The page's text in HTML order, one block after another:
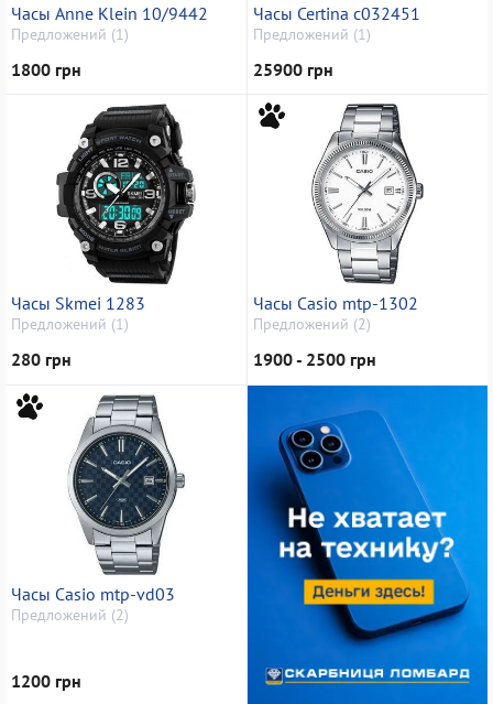
Часы Anne Klein 10/9442
Предложений (1)
1800 грн
Часы Certina c032451
Предложений (1)
25900 грн
Часы Skmei 1283
Предложений (1)
280 грн
Часы Casio mtp-1302
Предложений (2)
1900 - 2500 грн
Часы Casio mtp-vd03
Предложений (2)
1200 грн